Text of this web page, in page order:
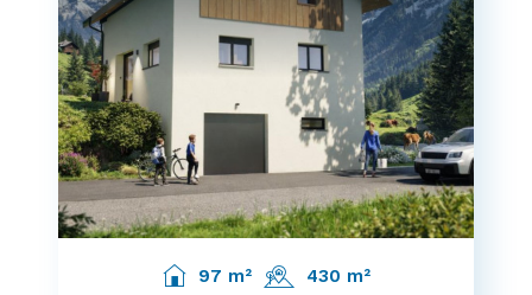
97 m² 430 m²